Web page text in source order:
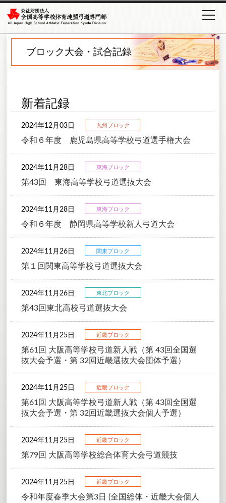
ブロック大会・試合記録
新着記録
2024年12月03日 九州ブロック
令和６年度 鹿児島県高等学校弓道選手権大会
2024年11月28日 東海ブロック
第43回 東海高等学校弓道選抜大会
2024年11月28日 東海ブロック
令和６年度 静岡県高等学校新人弓道大会
2024年11月26日 関東ブロック
第１回関東高等学校弓道選抜大会
2024年11月26日 東北ブロック
第43回東北高校弓道選抜大会
2024年11月25日 近畿ブロック
第61回 大阪高等学校弓道新人戦（第 43回全国選
抜大会予選・第 32回近畿選抜大会団体予選）
2024年11月25日 近畿ブロック
第61回 大阪高等学校弓道新人戦（第 43回全国選
抜大会予選・第 32回近畿選抜大会個人予選）
2024年11月25日 近畿ブロック
第79回 大阪高等学校総合体育大会弓道競技
2024年11月25日 近畿ブロック
令和年度春季大会第3日 (全国総体・近畿大会個人